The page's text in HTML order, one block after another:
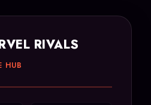
RIVALS
HUB